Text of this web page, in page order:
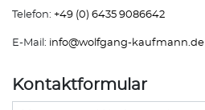
Telefon: +49 (0) 6435 9086642
E-Mail: info@wolfgang-kaufmann.de
Kontaktformular